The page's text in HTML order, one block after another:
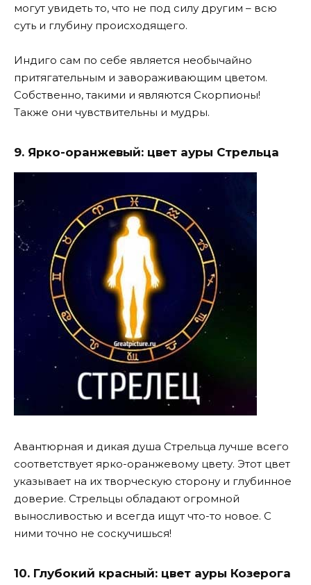
могут увидеть то, что не под силу другим – всю
суть и глубину происходящего.
Индиго сам по себе является необычайно
притягательным и завораживающим цветом.
Собственно, такими и являются Скорпионы!
Также они чувствительны и мудры.
9. Ярко-оранжевый: цвет ауры Стрельца
Авантюрная и дикая душа Стрельца лучше всего
соответствует ​​ярко-оранжевому цвету. Этот цвет
указывает на их творческую сторону и глубинное
доверие. Стрельцы обладают огромной
выносливостью и всегда ищут что-то новое. С
ними точно не соскучишься!
10. Глубокий красный: цвет ауры Козерога